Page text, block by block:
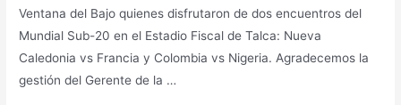
Ventana del Bajo quienes disfrutaron de dos encuentros del
Mundial Sub-20 en el Estadio Fiscal de Talca: Nueva
Caledonia vs Francia y Colombia vs Nigeria. Agradecemos la
gestión del Gerente de la …